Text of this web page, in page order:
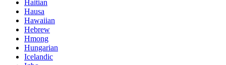
Haitian
Hausa
Hawaiian
Hebrew
Hmong
Hungarian
Icelandic